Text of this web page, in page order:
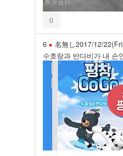
0
6 名無し2017/12/
수호랑과 반다비가 내 손